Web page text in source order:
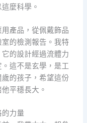
麼科學。
產品，從佩戴飾品
的檢測報告。我特
的設計經過流體力
這不是玄學，是工
的孩子，希望這份
平穩長大。
力量